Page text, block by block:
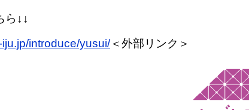
ら↓↓
introduce/yusui/＜外部リンク＞